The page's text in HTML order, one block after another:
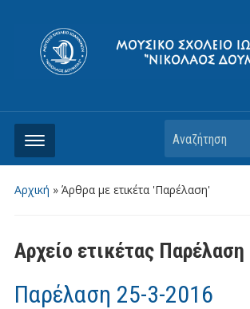
Αρχική » Άρθρα με ετικέτα 'Παρέλαση'
Αρχείο ετικέτας Παρέλαση
Παρέλαση 25-3-2016